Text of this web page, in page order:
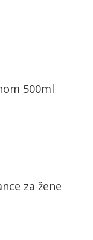
500ml
za žene